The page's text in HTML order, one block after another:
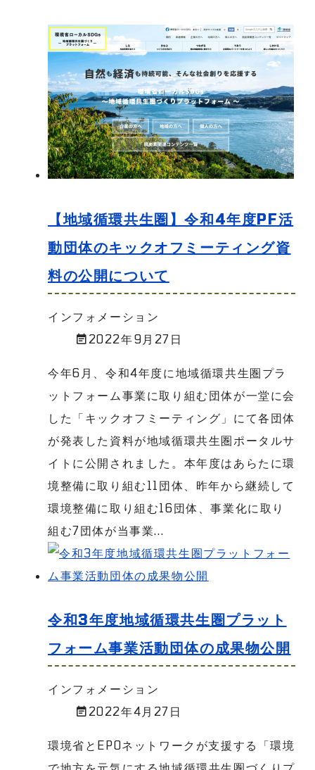
【地域循環共生圏】令和4年度PF活
動団体のキックオフミーティング資
料の公開について
インフォメーション
2022年9月27日
今年6月、令和4年度に地域循環共生圏プラ
ットフォーム事業に取り組む団体が一堂に会
した「キックオフミーティング」にて各団体
が発表した資料が地域循環共生圏ポータルサ
イトに公開されました。本年度はあらたに環
境整備に取り組む11団体、昨年から継続して
環境整備に取り組む16団体、事業化に取り
組む7団体が当事業...
令和3年度地域循環共生圏プラット
フォーム事業活動団体の成果物公開
インフォメーション
2022年4月27日
環境省とEPOネットワークが支援する「環境